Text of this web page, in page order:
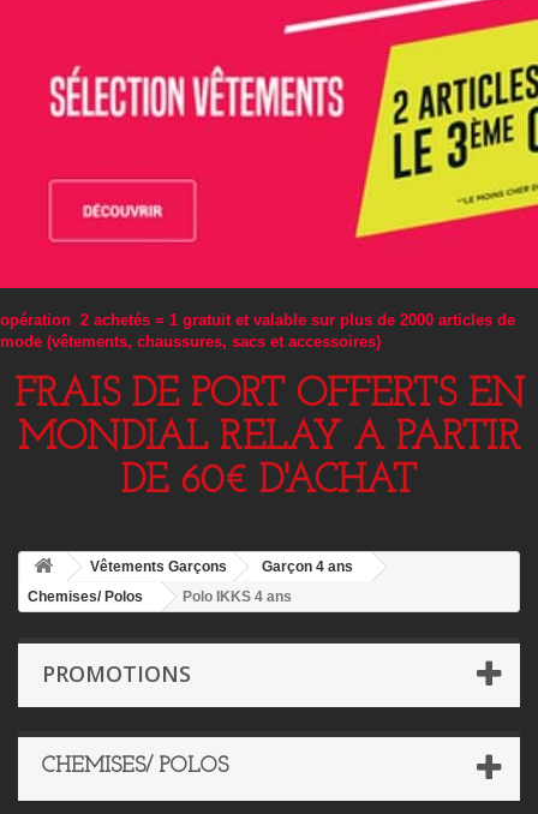
opération 2 achetés = 1 gratuit et valable sur plus de 2000 articles de
mode (vêtements, chaussures, sacs et accessoires)
FRAIS DE PORT OFFERTS EN
MONDIAL RELAY A PARTIR
DE 60€ D'ACHAT
Vêtements Garçons
Garçon 4 ans
Chemises/ Polos
Polo IKKS 4 ans
PROMOTIONS
CHEMISES/ POLOS